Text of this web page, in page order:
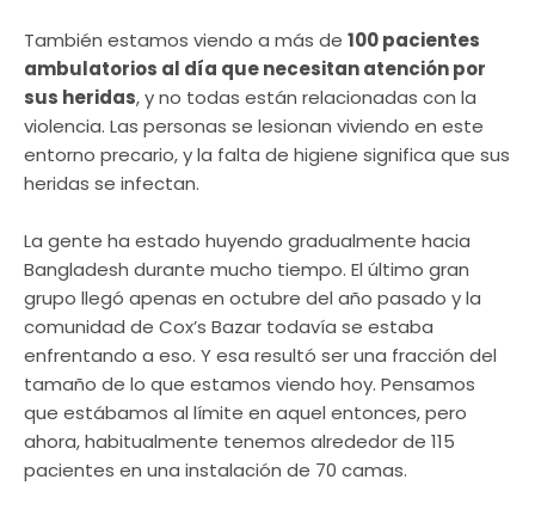
También estamos viendo a más de 100 pacientes
ambulatorios al día que necesitan atención por
sus heridas, y no todas están relacionadas con la
violencia. Las personas se lesionan viviendo en este
entorno precario, y la falta de higiene significa que sus
heridas se infectan.
La gente ha estado huyendo gradualmente hacia
Bangladesh durante mucho tiempo. El último gran
grupo llegó apenas en octubre del año pasado y la
comunidad de Cox’s Bazar todavía se estaba
enfrentando a eso. Y esa resultó ser una fracción del
tamaño de lo que estamos viendo hoy. Pensamos
que estábamos al límite en aquel entonces, pero
ahora, habitualmente tenemos alrededor de 115
pacientes en una instalación de 70 camas.